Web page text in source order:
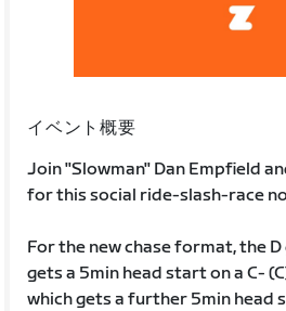
イベント概要
Join "Slowman" Dan Empfield
for this social ride-slash-race
For the new chase format, the
gets a 5min head start on a C-
which gets a further 5min head